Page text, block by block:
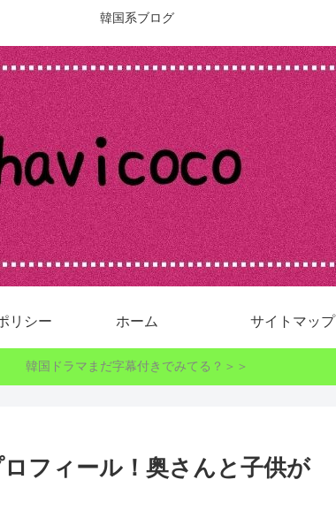
韓国系ブログ
リシー ホーム サイトマップ
韓国ドラマまだ字幕付きでみてる？＞＞
フィール！奥さんと子供が